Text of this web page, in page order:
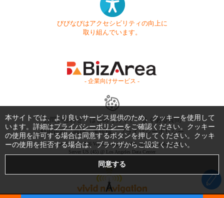
びびなびはアクセシビリティの向上に
取り組んでいます。
- 企業向けサービス -
お問い合わせ はじめてガイド
よくある質問
利用規約
商標・著作権 プライバシーポリシー
Copyright © 1999-2026 Vivid Navigation, Inc. All Rights Reserved.
Server US (45) @ Los Angeles Data Center
本サイトでは、より良いサービス提供のため、クッキーを使用して
います。詳細はプライバシーポリシーをご確認ください。クッキー
の使用を許可する場合は同意するボタンを押してください。クッキ
ーの使用を拒否する場合は、ブラウザからご設定ください。